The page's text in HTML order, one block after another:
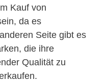
Kauf von
da es
Seite gibt es
die ihre
Qualität zu